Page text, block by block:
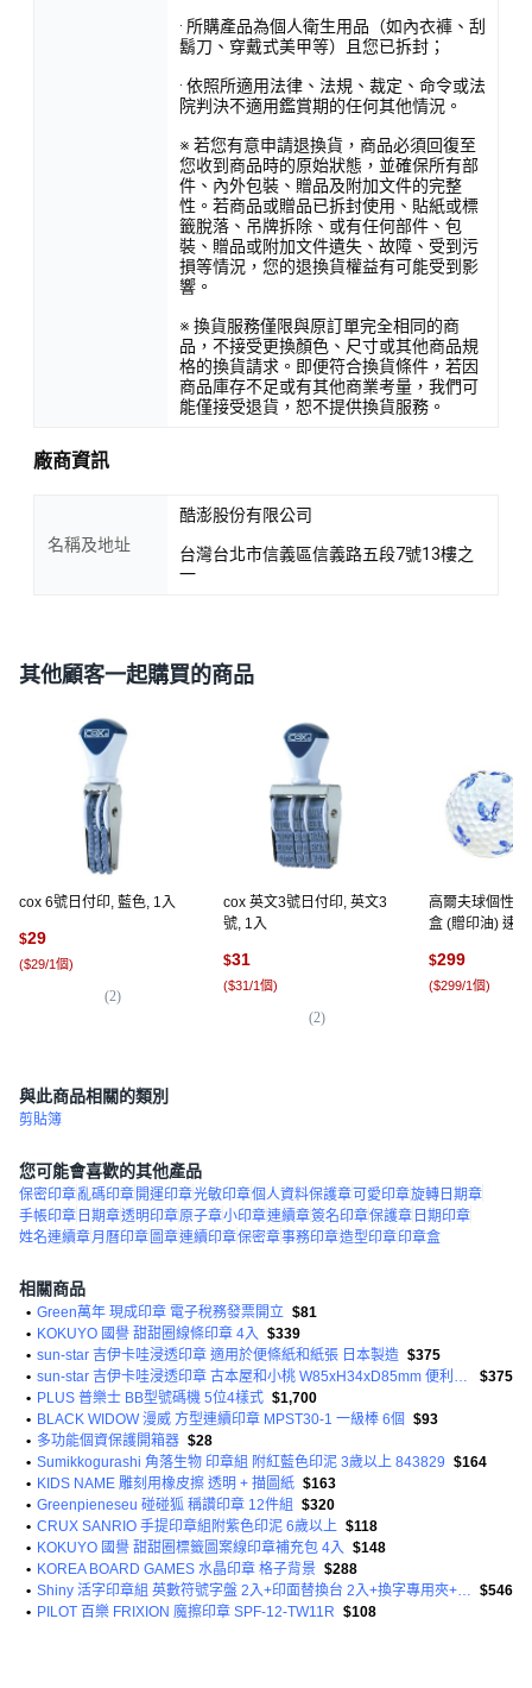
· 所購產品為個人衛生用品（如內衣褲、刮
鬍刀、穿戴式美甲等）且您已拆封；
· 依照所適用法律、法規、裁定、命令或法
院判決不適用鑑賞期的任何其他情況。
※ 若您有意申請退換貨，商品必須回復至
您收到商品時的原始狀態，並確保所有部
件、內外包裝、贈品及附加文件的完整
性。若商品或贈品已拆封使用、貼紙或標
籤脫落、吊牌拆除、或有任何部件、包
裝、贈品或附加文件遺失、故障、受到污
損等情況，您的退換貨權益有可能受到影
響。
※ 換貨服務僅限與原訂單完全相同的商
品，不接受更換顏色、尺寸或其他商品規
格的換貨請求。即便符合換貨條件，若因
商品庫存不足或有其他商業考量，我們可
能僅接受退貨，恕不提供換貨服務。
廠商資訊
名稱及地址
酷澎股份有限公司
台灣台北市信義區信義路五段7號13樓之
一
其他顧客一起購買的商品
cox 6號日付印, 藍色, 1入
$29
($29/1個)
(2)
cox 英文3號日付印, 英文3
號, 1入
$31
($31/1個)
(2)
高爾夫球個性
盒 (贈印油) 速
個, 47.老鷹(鏤
組), 藍色
$299
($299/1個)
與此商品相關的類別
剪貼簿
您可能會喜歡的其他產品
保密印章亂碼印章 開運印章光敏印章個人資料保護章可愛印章旋轉日期章
手帳印章 日期章透明印章原子章小印章連續章簽名印章保護章 日期印章
姓名連續章月曆印章 圖章連續印章保密章事務印章造型印章印章盒
相關商品
• Green萬年 現成印章 電子稅務發票開立 $81
• KOKUYO 國譽 甜甜圈線條印章 4入
$339
• sun-star 吉伊卡哇浸透印章 適用於便條紙和紙張 日本製造 $375
•
$375
• PLUS 普樂士 BB型號碼機 5位4樣式 $1,700
• BLACK WIDOW 漫威 方型連續印章 MPST30-1 一級棒 6個 $93
• 多功能個資保護開箱器 $28
• Sumikkogurashi 角落生物 印章組 附紅藍色印泥 3歲以上 843829 $164
• KIDS NAME 雕刻用橡皮擦 透明 + 描圖紙 $163
• Greenpieneseu 碰碰狐 稱讚印章 12件組
$320
• CRUX SANRIO 手提印章組附紫色印泥 6歲以上 $118
• KOKUYO 國譽 甜甜圈標籤圖案線印章補充包 4入
$148
• KOREA BOARD GAMES 水晶印章 格子背景 $288
•
$546
• PILOT 百樂 FRIXION 魔擦印章 SPF-12-TW11R $108